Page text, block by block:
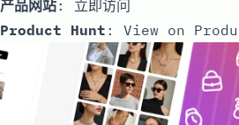
产品网站: 立即访问
Product Hunt : View on